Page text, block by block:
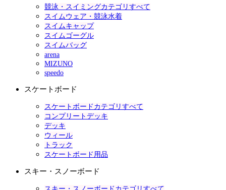
競泳・スイミングカテゴリすべて
スイムウェア・競泳水着
スイムキャップ
スイムゴーグル
スイムバッグ
arena
MIZUNO
speedo
スケートボード
スケートボードカテゴリすべて
コンプリートデッキ
デッキ
ウィール
トラック
スケートボード用品
スキー・スノーボード